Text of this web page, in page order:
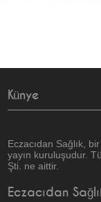
Künye
Eczacıdan Sağlık,
yayın kuruluşudur.
Şti. ne aittir.
Eczacıdan